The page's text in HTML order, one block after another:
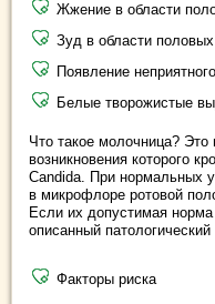
Жжение в области
Зуд в области половых
Появление
Белые творожистые
Что такое молочница?
возникновения которого
Candida. При нормальных
в микрофлоре ротовой
Если их допустимая
описанный патологический
Факторы риска